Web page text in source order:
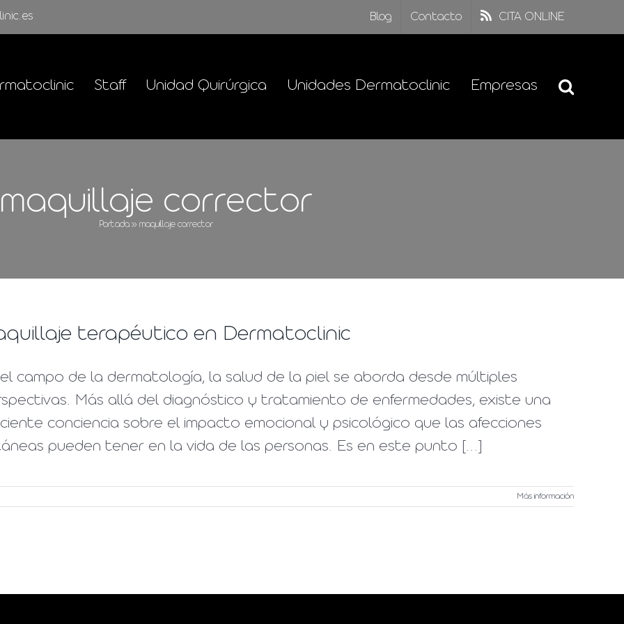
Blog Contacto CITA ONLINE
Staff Unidad Quirúrgica Unidades Dermatoclinic Empresas
maquillaje corrector
Portada » maquillaje corrector
terapéutico en Dermatoclinic
el campo de la dermatología, la salud de la piel se aborda desde múltiples
Más allá del diagnóstico y tratamiento de enfermedades, existe una
conciencia sobre el impacto emocional y psicológico que las afecciones
pueden tener en la vida de las personas. Es en este punto [...]
Más información